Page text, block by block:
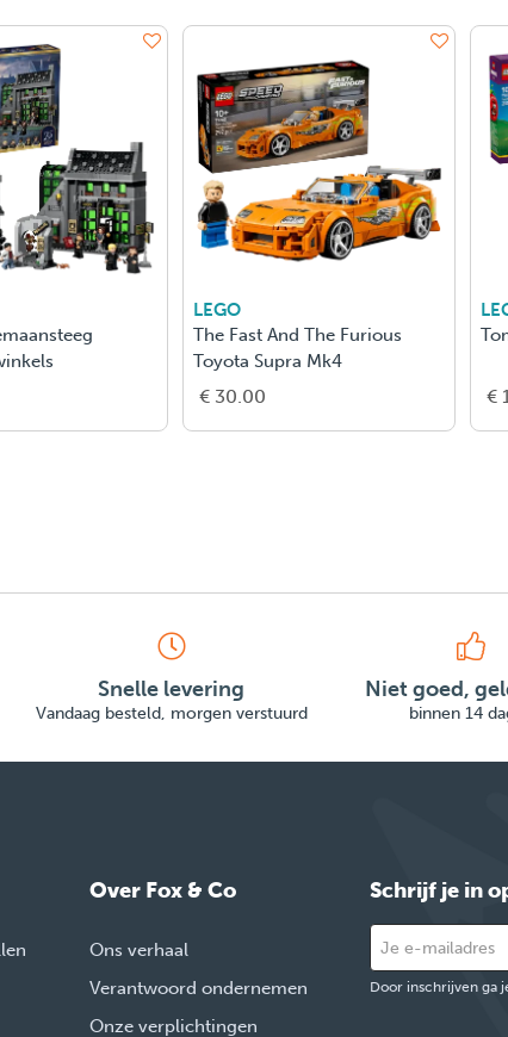
LEGO
The Fast And The Furious
Toyota Supra Mk4
€ 30.00 €
Snelle levering
Vandaag besteld, morgen verstuurd
Niet goed,
binnen 14
Over Fox & Co
Ons verhaal
Verantwoord ondernemen
Onze verplichtingen
Schrijf je in
Door inschrijven ga